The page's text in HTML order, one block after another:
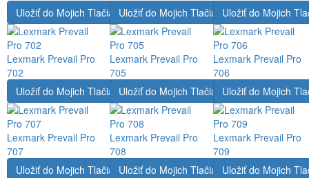
Uložiť do Mojich Tlačiarní
Lexmark Prevail Pro
702
Uložiť do Mojich Tlačiarní
Lexmark Prevail Pro
705
Uložiť do Mojich
Lexmark Prevail Pro
706
Uložiť do Mojich Tlačiarní
Lexmark Prevail Pro
707
Uložiť do Mojich Tlačiarní
Lexmark Prevail Pro
708
Uložiť do Mojich
Lexmark Prevail Pro
709
Uložiť do Mojich TlačiarníUložiť do Mojich TlačiarníUložiť do Mojich